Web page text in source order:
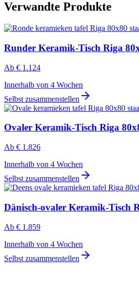
Verwandte Produkte
Runder Keramik-Tisch Riga
Ab € 1.124
Innerhalb von 4 Wochen
Selbst zusammenstellen
Ovaler Keramik-Tisch Riga
Ab € 1.826
Innerhalb von 4 Wochen
Selbst zusammenstellen
Dänisch-ovaler Keramik-Tisch
Ab € 1.859
Innerhalb von 4 Wochen
Selbst zusammenstellen